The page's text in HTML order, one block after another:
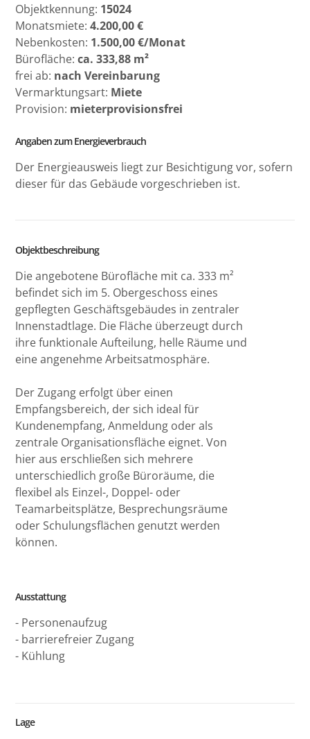
Objektkennung: 15024
Monatsmiete:4.200,00 €
Nebenkosten: 1.500,00 €/Monat
Bürofläche:ca. 333,88 m²
frei ab: nach Vereinbarung
Vermarktungsart: Miete
Provision: mieterprovisionsfrei
Angaben zum Energieverbrauch
Der Energieausweis liegt zur Besichtigung vor, sofern
dieser für das Gebäude vorgeschrieben ist.
Objektbeschreibung
Die angebotene Bürofläche mit ca. 333 m²
befindet sich im 5. Obergeschoss eines
gepflegten Geschäftsgebäudes in zentraler
Innenstadtlage. Die Fläche überzeugt durch
ihre funktionale Aufteilung, helle Räume und
eine angenehme Arbeitsatmosphäre.
Der Zugang erfolgt über einen
Empfangsbereich, der sich ideal für
Kundenempfang, Anmeldung oder als
zentrale Organisationsfläche eignet. Von
hier aus erschließen sich mehrere
unterschiedlich große Büroräume, die
flexibel als Einzel-, Doppel- oder
Teamarbeitsplätze, Besprechungsräume
oder Schulungsflächen genutzt werden
können.
Ausstattung
- Personenaufzug
- barrierefreier Zugang
- Kühlung
Lage